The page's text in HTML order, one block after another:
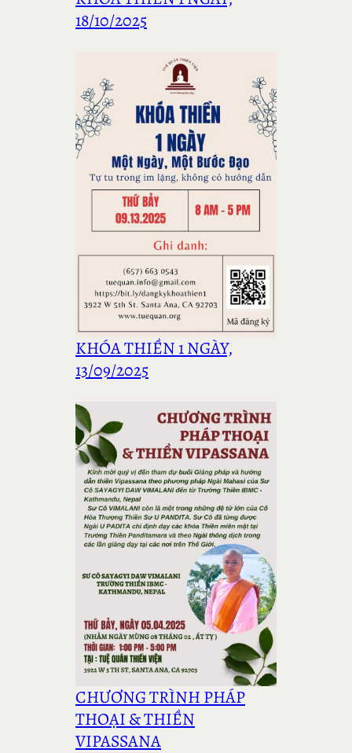
18/10/2025
KHÓA THIỀN 1 NGÀY,
13/09/2025
CHƯƠNG TRÌNH PHÁP
THOẠI & THIỀN
VIPASSANA